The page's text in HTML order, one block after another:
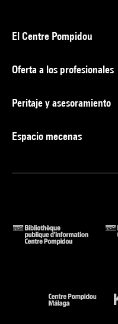
El Centre Pompidou
Oferta a los profesionales
Peritaje y asesoramiento
Espacio mecenas